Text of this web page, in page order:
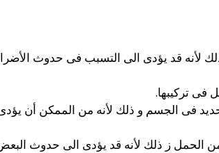
لأنه قد يؤدى الى التسبب فى حدوث
فى تركيبها.
فى الجسم و ذلك لأنه من الممكن أن
من الحمل ز ذلك لأنه قد يؤدى الى حدوث